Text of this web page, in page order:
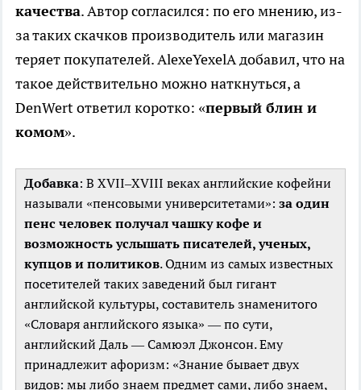
качества. Автор согласился: по его мнению, из-
за таких скачков производитель или магазин
теряет покупателей. AlexeYexelA добавил, что на
такое действительно можно наткнуться, а
DenWert ответил коротко: «первый блин и
комом».
Добавка: В XVII–XVIII веках английские кофейни
называли «пенсовыми университетами»: за один
пенс человек получал чашку кофе и
возможность услышать писателей, ученых,
купцов и политиков. Одним из самых известных
посетителей таких заведений был гигант
английской культуры, составитель знаменитого
«Словаря английского языка» — по сути,
английский Даль — Самюэл Джонсон. Ему
принадлежит афоризм: «Знание бывает двух
видов: мы либо знаем предмет сами, либо знаем,